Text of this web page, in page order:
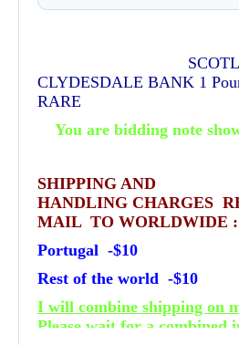
CLYDESDALE BANK 1
RARE
You are bidding note
SHIPPING AND
HANDLING CHARGES
MAIL TO WORLDWIDE :
Portugal -$10
Rest of the world -$10
I will combine shipping on
Please wait for a combined